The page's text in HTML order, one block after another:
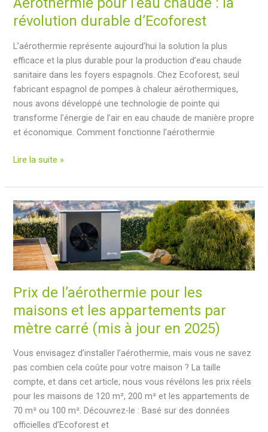
révolution durable d’Ecoforest
L’aérothermie représente aujourd’hui la solution la plus
efficace et la plus durable pour la production d’eau chaude
sanitaire dans les foyers espagnols. Chez Ecoforest, seul
fabricant espagnol de pompes à chaleur aérothermiques,
nous avons développé une technologie de pointe qui
transforme l’énergie de l’air en eau chaude de manière propre
et économique. Comment fonctionne l’aérothermie
Aérothermie
l’eau
chaude
:
la
révolution
durable
d’Ecoforest
Lire la suite »
Prix de l’aérothermie pour les
maisons et les appartements par
mètre carré (mis à jour en 2025)
Vous envisagez d’installer l’aérothermie, mais vous ne savez
pas combien cela coûte pour votre maison ? La taille
compte, et dans cet article, nous vous révélons les prix réels
pour les maisons de 120 m², 200 m² et les appartements de
70 m² ou 100 m². Découvrez-le : Basé sur des données
officielles d’Ecoforest et